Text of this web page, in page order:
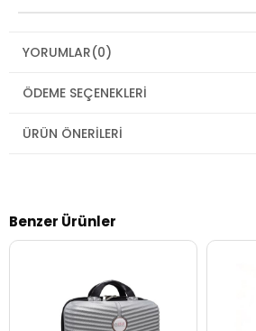
YORUMLAR(0)
ÖDEME SEÇENEKLERI
ÜRÜN ÖNERILERI
Benzer Ürünler